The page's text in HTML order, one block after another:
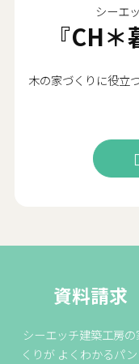
シーエ
『CH
木の家づくりに役立
資料請求
シーエッチ建築工房
くりが よくわかるパ